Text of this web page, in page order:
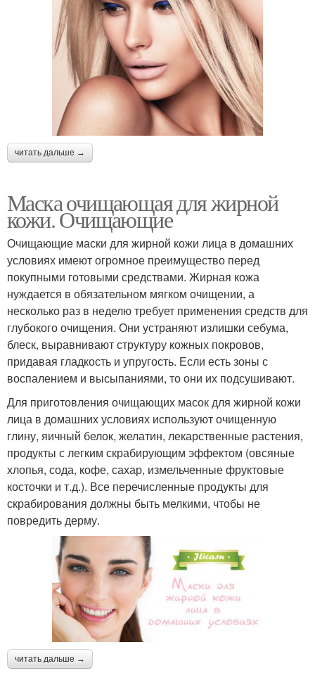
читать дальше →
Маска очищающая для жирной
кожи. Очищающие
Очищающие маски для жирной кожи лица в домашних
условиях имеют огромное преимущество перед
покупными готовыми средствами. Жирная кожа
нуждается в обязательном мягком очищении, а
несколько раз в неделю требует применения средств для
глубокого очищения. Они устраняют излишки себума,
блеск, выравнивают структуру кожных покровов,
придавая гладкость и упругость. Если есть зоны с
воспалением и высыпаниями, то они их подсушивают.
Для приготовления очищающих масок для жирной кожи
лица в домашних условиях используют очищенную
глину, яичный белок, желатин, лекарственные растения,
продукты с легким скрабирующим эффектом (овсяные
хлопья, сода, кофе, сахар, измельченные фруктовые
косточки и т.д.). Все перечисленные продукты для
скрабирования должны быть мелкими, чтобы не
повредить дерму.
читать дальше →